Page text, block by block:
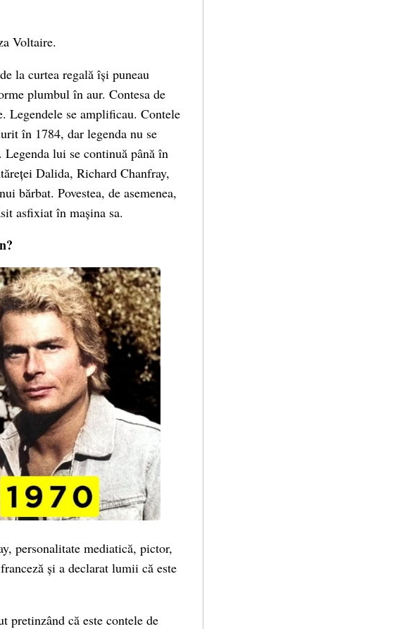
Voltaire.
la curtea regală își puneau
plumbul în aur. Contesa de
Legendele se amplificau. Contele
în 1784, dar legenda nu se
lui se continuă până în
Dalida, Richard Chanfray,
bărbat. Povestea, de asemenea,
asfixiat în mașina sa.
personalitate mediatică, pictor,
și a declarat lumii că este
pretinzând că este contele de